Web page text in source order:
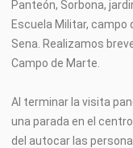
Panteón, Sorbona,
Escuela Militar, campo
Sena. Realizamos
Campo de Marte.
Al terminar la visita
una parada en el
del autocar las